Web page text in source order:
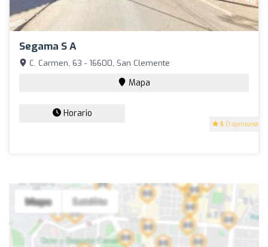
Segama S A
5 (1 opiniones)
C. Carmen, 63 - 16600, San Clemente
Mapa
Horario